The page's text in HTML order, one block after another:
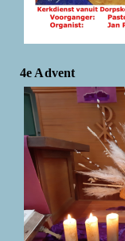
4e Advent